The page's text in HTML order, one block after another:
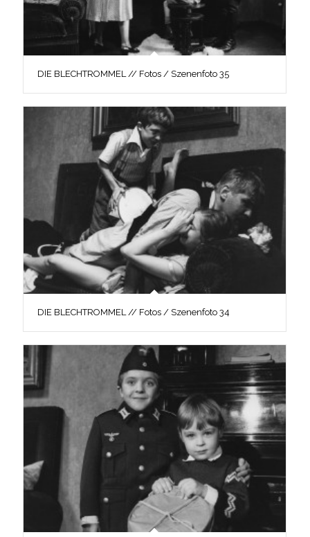
DIE BLECHTROMMEL // Fotos / Szenenfoto 35
DIE BLECHTROMMEL // Fotos / Szenenfoto 34